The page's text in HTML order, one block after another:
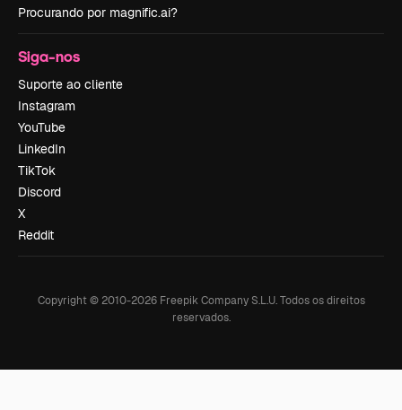
Procurando por magnific.ai?
Siga-nos
Suporte ao cliente
Instagram
YouTube
LinkedIn
TikTok
Discord
X
Reddit
Copyright © 2010-2026Freepik Company S.L.U. Todos os direitos
reservados.